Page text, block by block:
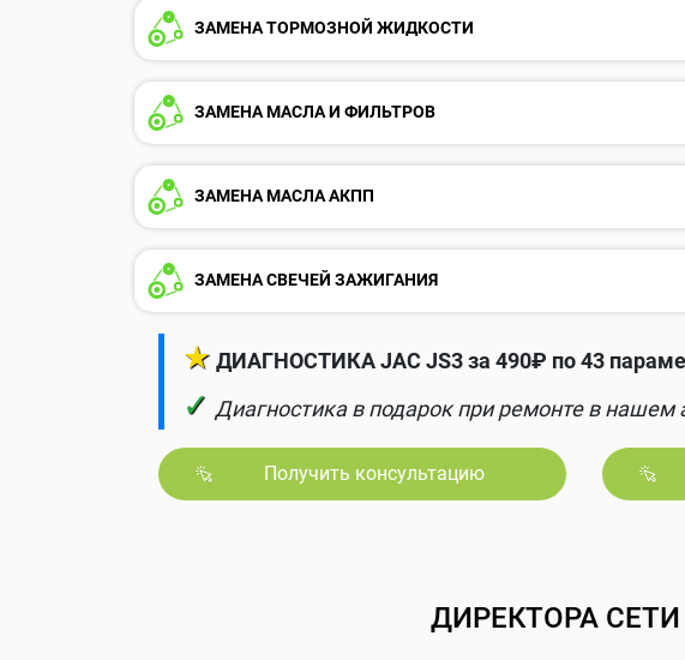
ЗАМЕНА ТОРМОЗНОЙ ЖИДКОСТИ
ЗАМЕНА МАСЛА И ФИЛЬТРОВ
ЗАМЕНА МАСЛА АКПП
ЗАМЕНА СВЕЧЕЙ ЗАЖИГАНИЯ
★ ДИАГНОСТИКА JAC JS3 за 490₽ по 43
✓ Диагностика в подарок при ремонте в нашем
Получить консультацию
ДИРЕКТОРА